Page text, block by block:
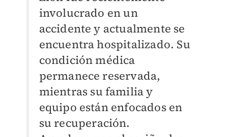
involucrado en un
accidente y actualmente se
encuentra hospitalizado. Su
condición médica
permanece reservada,
mientras su familia y
equipo están enfocados en
su recuperación.